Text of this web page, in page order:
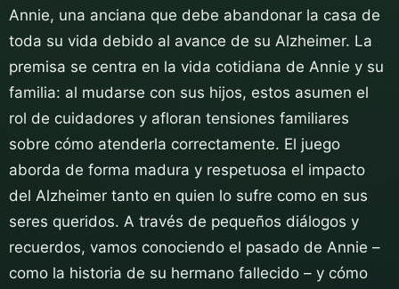
Annie, una anciana que debe abandonar la casa de
toda su vida debido al avance de su Alzheimer. La
premisa se centra en la vida cotidiana de Annie y su
familia: al mudarse con sus hijos, estos asumen el
rol de cuidadores y afloran tensiones familiares
sobre cómo atenderla correctamente. El juego
aborda de forma madura y respetuosa el impacto
del Alzheimer tanto en quien lo sufre como en sus
seres queridos. A través de pequeños diálogos y
recuerdos, vamos conociendo el pasado de Annie –
como la historia de su hermano fallecido – y cómo